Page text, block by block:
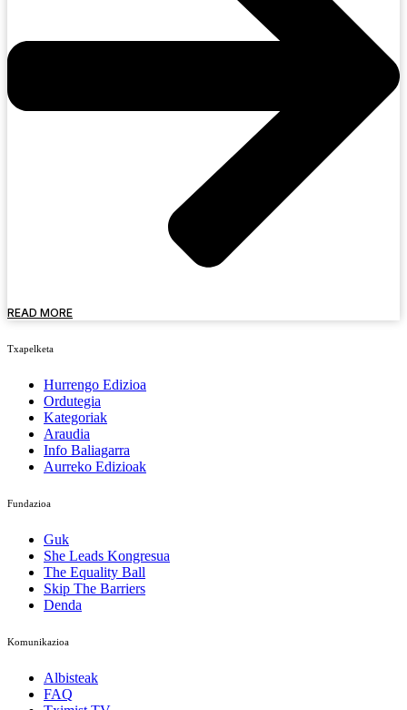
READ MORE
Txapelketa
Hurrengo Edizioa
Ordutegia
Kategoriak
Araudia
Info Baliagarra
Aurreko Edizioak
Fundazioa
Guk
She Leads Kongresua
The Equality Ball
Skip The Barriers
Denda
Komunikazioa
Albisteak
FAQ